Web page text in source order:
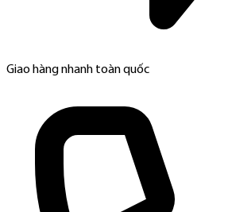
Giao hàng nhanh toàn quốc